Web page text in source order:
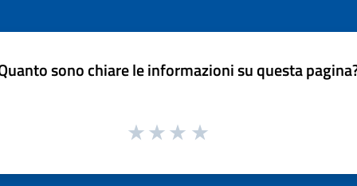
sono chiare le informazioni su questa